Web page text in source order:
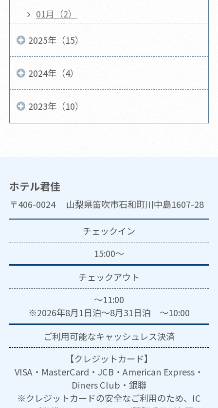
01月（2）
2025年（15）
2024年（4）
2023年（10）
ホテル君佳
〒406-0024 山梨県笛吹市石和町川中島1607-28
チェックイン
15:00～
チェックアウト
～11:00
※2026年8月1日泊～8月31日泊 ～10:00
ご利用可能なキャッシュレス決済
【クレジットカード】
VISA・MasterCard・JCB・American Express・
Diners Club・銀聯
※クレジットカードの安全なご利用のため、IC